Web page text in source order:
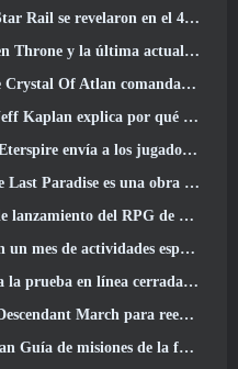
en el 4.1 Programa Especial
y la última actualización de Liberty
a los Magitech Mechs en la batalla
explica por qué dejó a Blizzard
a los jugadores a las minas enanas
obra de arte pequeña pero aterradora
para domesticar monstruos Mongil: Buceo estelar
de actividades especiales
de abril de MapleStory Classic World
el Sharen y presentar contenido nuevo
de la fortaleza de Whitecrown